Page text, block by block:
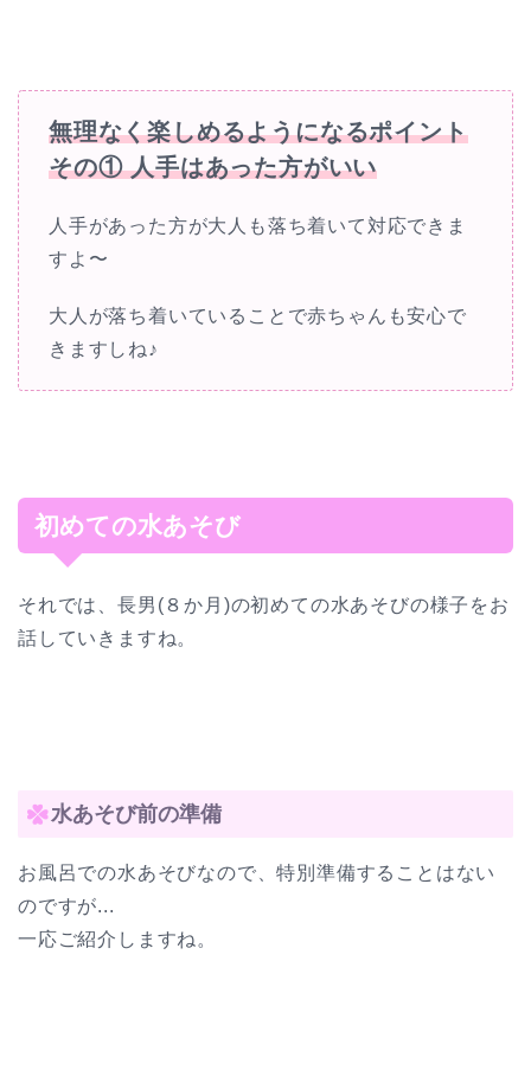
無理なく楽しめるようになるポイント
その① 人手はあった方がいい
人手があった方が大人も落ち着いて対応できま
すよ〜
大人が落ち着いていることで赤ちゃんも安心で
きますしね♪
初めての水あそび
それでは、長男(８か月)の初めての水あそびの様子をお
話していきますね。
水あそび前の準備
お風呂での水あそびなので、特別準備することはない
のですが...
一応ご紹介しますね。